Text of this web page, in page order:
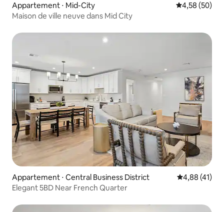
Appartement ⋅ Mid-City Évaluation
4,58 (50)
Maison de ville neuve dans Mid City
Appartement ⋅ Central Business District Évaluation
4,88 (41)
Elegant 5BD Near French Quarter